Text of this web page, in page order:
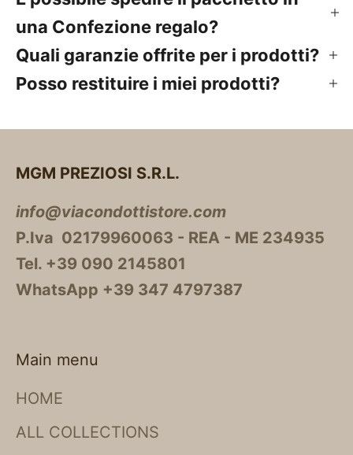
una Confezione regalo?
Quali garanzie offrite per i prodotti?
Posso restituire i miei prodotti?
MGM PREZIOSI S.R.L.
info@viacondottistore.com
P.Iva 02179960063 - REA - ME 234935
Tel. +39 090 2145801
WhatsApp +39 347 4797387
Main menu
HOME
ALL COLLECTIONS